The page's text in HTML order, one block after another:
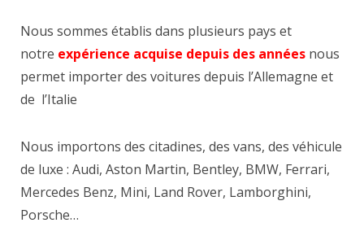
Nous sommes établis dans plusieurs pays et
notre expérience acquise depuis des années nous
permet importer des voitures depuis l’Allemagne et
de l’Italie
Nous importons des citadines, des vans, des véhicule
de luxe : Audi, Aston Martin, Bentley, BMW, Ferrari,
Mercedes Benz, Mini, Land Rover, Lamborghini,
Porsche…